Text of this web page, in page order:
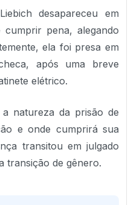
desapareceu em
pena, alegando
ela foi presa em
após uma breve
elétrico.
natureza da prisão de
e onde cumprirá sua
transitou em julgado
transição de gênero.